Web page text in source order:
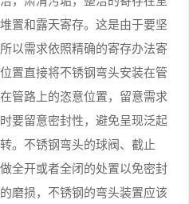
置和露天寄存。这是由于要坚
以需求依照精确的寄存办法寄
置直接将不锈钢弯头安装在管
管路上的恣意位置，留意需求
要留意密封性，避免呈现泛起
。不锈钢弯头的球阀、截止
全开或者全闭的处置以免密封
磨损，不锈钢的弯头装置应该